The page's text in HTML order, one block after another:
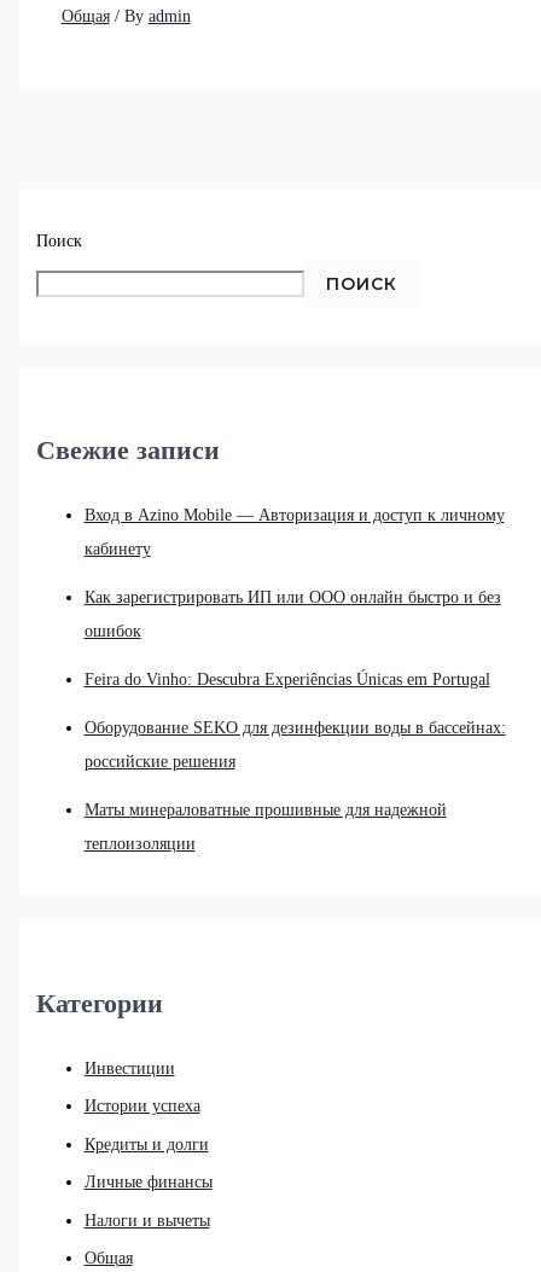
Поиск
ПОИСК
Свежие записи
Вход в Azino Mobile — Авторизация и доступ к личному
кабинету
Как зарегистрировать ИП или ООО онлайн быстро и без
ошибок
Feira do Vinho: Descubra Experiências Únicas em Portugal
Оборудование SEKO для дезинфекции воды в бассейнах:
российские решения
Маты минераловатные прошивные для надежной
теплоизоляции
Категории
Инвестиции
Истории успеха
Кредиты и долги
Личные финансы
Налоги и вычеты
Общая
Общая/ By admin